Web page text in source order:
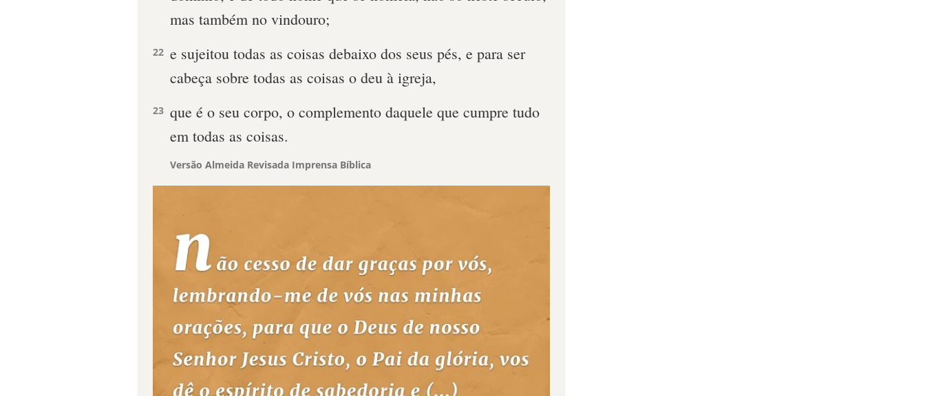
mas também no vindouro;
22 e sujeitou todas as coisas debaixo dos seus pés, e para ser
cabeça sobre todas as coisas o deu à igreja,
23 que é o seu corpo, o complemento daquele que cumpre tudo
em todas as coisas.
Versão Almeida Revisada Imprensa Bíblica